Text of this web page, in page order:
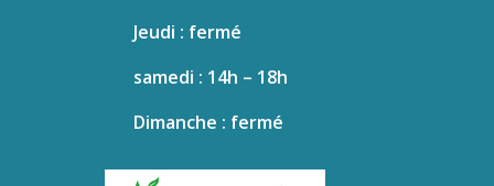
Jeudi : fermé
samedi : 14h – 18h
Dimanche : fermé